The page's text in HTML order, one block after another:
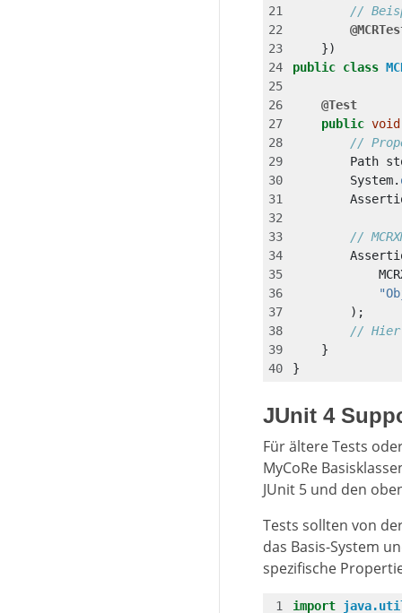
23
24
25
26
27
28
29
30
33
34
35
36
37
38
39
40
//
})
public class
@Test
public void
//
Path
System.
//
);
// Hier
}
}
JUnit 4
Für ältere Tests
MyCoRe
JUnit 5 und den
Tests sollten von
das Basis-System
spezifische
import